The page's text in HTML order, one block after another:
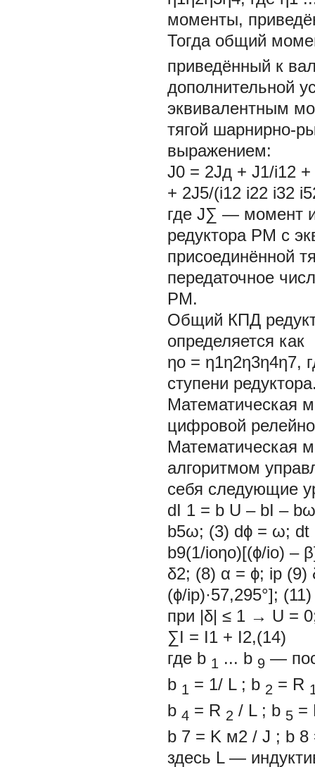
моменты,
Тогда общий
приведённый к
дополнительной
эквивалентным
тягой шарнирно-
выражением:
J0 = 2Jд + J1/i12
+ 2J5/(i12 i22 i32
где J∑ — момент
редуктора РМ с
присоединённой
передаточное
РМ.
Общий КПД
определяется как
ηо = η1η2η3η4η7,
ступени
Математическая
цифровой
Математическая
алгоритмом
себя следующие
dI 1 = b U – bI
b5ω; (3) dϕ = ω; dt
b9(1/iоηо)[(ϕ/iо) –
δ2; (8) α = ϕ; ip (9)
(ϕ/iр)·57,295°];
при |δ| ≤ 1 → U =
∑I = I1 + I2,(14)
где b 1 ... b 9 —
b 1 = 1/ L ; b 2 = R
b 4 = R 2 / L ; b 5 =
b 7 = K м2 / J ; b 8
здесь L —